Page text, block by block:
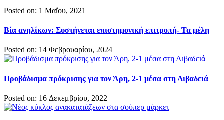
Posted on: 1 Μαΐου, 2021
Βία ανηλίκων: Συστήνεται επιστημονική επιτροπή- Τα μέλη
Posted on: 14 Φεβρουαρίου, 2024
Προβάδισμα πρόκρισης για τον Άρη, 2-1 μέσα στη Λιβαδειά
Posted on: 16 Δεκεμβρίου, 2022